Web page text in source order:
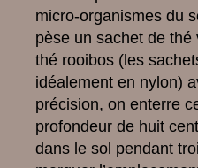
micro-organismes du
pèse un sachet de
thé rooibos (les
idéalement en nylon)
précision, on enterre
profondeur de huit
dans le sol pendant